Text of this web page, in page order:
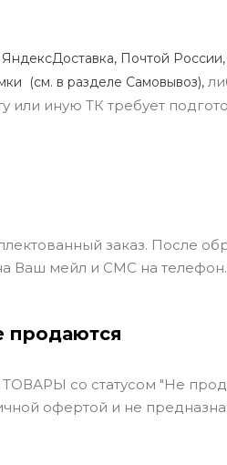
Почтой
(см. в разделе Самовывоз),
или иную ТК требует
заказ. После
Ваш мейл и СМС на телефон.
продаются
со статусом "Не
офертой и не